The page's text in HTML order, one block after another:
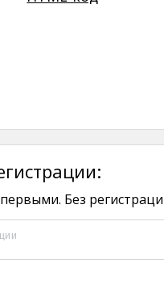
Без